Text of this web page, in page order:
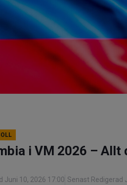
i VM 2026 – Allt
Juni 10, 2026 17:00 Senast Redigerad